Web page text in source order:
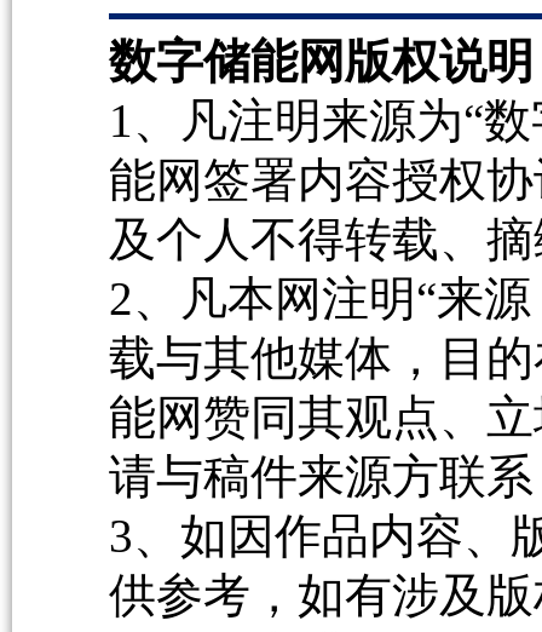
数字储能网版权说
1、凡注明来源为“
能网签署内容授权
及个人不得转载、
2、凡本网注明“来
载与其他媒体，目
能网赞同其观点、
请与稿件来源方联
3、如因作品内容、
供参考，如有涉及